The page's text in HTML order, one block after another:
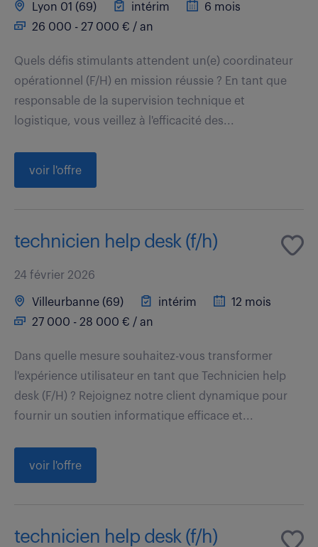
Lyon 01 (69) intérim
6 mois
26 000 - 27 000 € / an
Quels défis stimulants attendent un(e) coordinateur
opérationnel (F/H) en mission réussie ? En tant que
responsable de la supervision technique et
logistique, vous veillez à l'efficacité des...
voir l'offre
technicien help desk (f/h)
24 février 2026
Villeurbanne (69) intérim
12 mois
27 000 - 28 000 € / an
Dans quelle mesure souhaitez-vous transformer
l'expérience utilisateur en tant que Technicien help
desk (F/H) ? Rejoignez notre client dynamique pour
fournir un soutien informatique efficace et...
voir l'offre
technicien help desk (f/h)